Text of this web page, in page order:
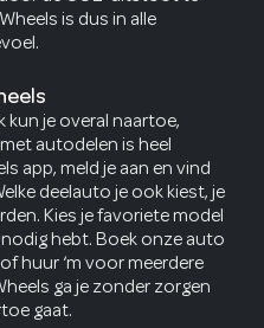
is dus in alle
kun je overal naartoe,
autodelen is heel
app, meld je aan en vind
deelauto je ook kiest, je
Kies je favoriete model
hebt. Boek onze auto
huur ‘m voor meerdere
ga je zonder zorgen
gaat.